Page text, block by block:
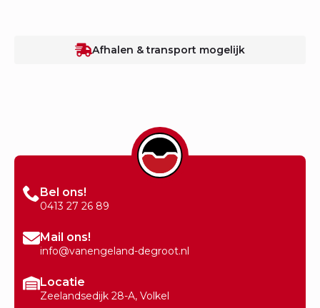
Afhalen & transport mogelijk
Bel ons!
0413 27 26 89
Mail ons!
info@vanengeland-degroot.nl
Locatie
Zeelandsedijk 28-A, Volkel